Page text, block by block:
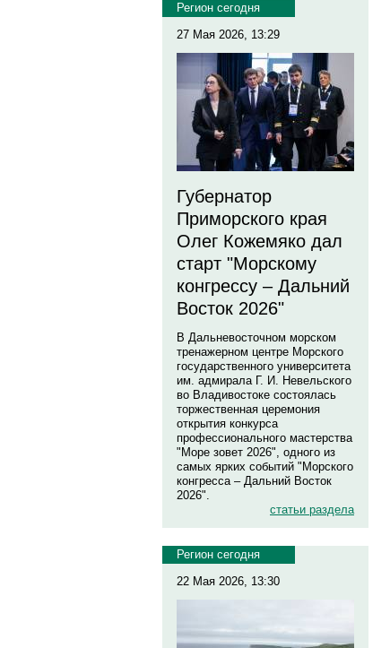
Регион сегодня
27 Мая 2026, 13:29
Губернатор
Приморского края
Олег Кожемяко дал
старт "Морскому
конгрессу – Дальний
Восток 2026"
В Дальневосточном морском
тренажерном центре Морского
государственного университета
им. адмирала Г. И. Невельского
во Владивостоке состоялась
торжественная церемония
открытия конкурса
профессионального мастерства
"Море зовет 2026", одного из
самых ярких событий "Морского
конгресса – Дальний Восток
2026".
статьи раздела
Регион сегодня
22 Мая 2026, 13:30